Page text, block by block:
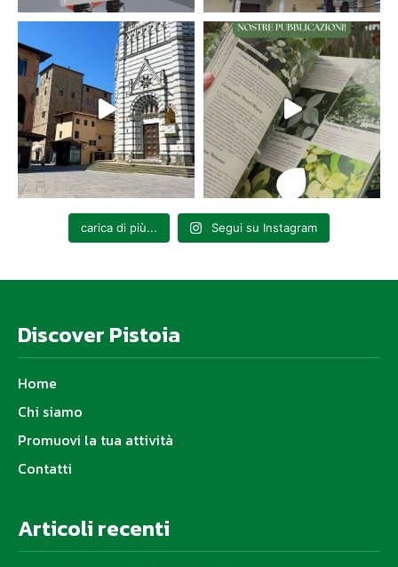
carica di più... Segui su Instagram
Discover Pistoia
Home
Chi siamo
Promuovi la tua attività
Contatti
Articoli recenti